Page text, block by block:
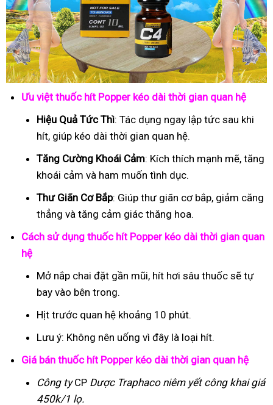
Ưu việt thuốc hít Popper kéo dài thời gian quan hệ
Hiệu Quả Tức Thì: Tác dụng ngay lập tức sau khi
hít, giúp kéo dài thời gian quan hệ.
Tăng Cường Khoái Cảm: Kích thích mạnh mẽ, tăng
khoái cảm và ham muốn tình dục.
Thư Giãn Cơ Bắp: Giúp thư giãn cơ bắp, giảm căng
thẳng và tăng cảm giác thăng hoa.
Cách sử dụng thuốc hít Popper kéo dài thời gian quan
hệ
Mở nắp chai đặt gần mũi, hít hơi sâu thuốc sẽ tự
bay vào bên trong.
Hịt trước quan hệ khoảng 10 phút.
Lưu ý: Không nên uống vì đây là loại hít.
Giá bán thuốc hít Popper kéo dài thời gian quan hệ
Công tyCP Dược Traphaconiêm yết công khai giá
450k/1 lọ.